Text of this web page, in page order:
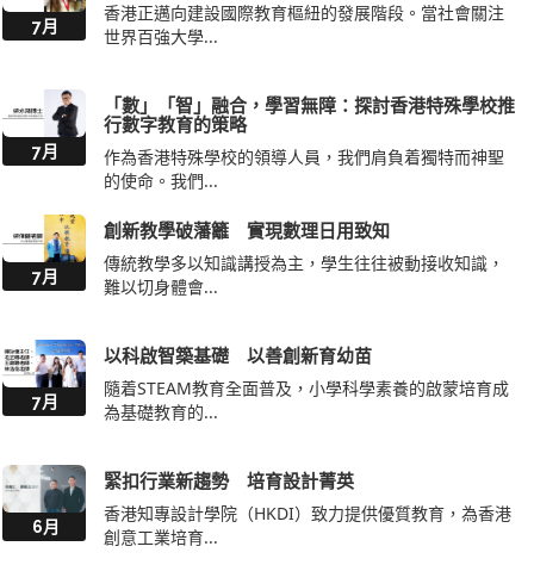
7月
香港正邁向建設國際教育樞紐的發展階段。當社會關注
世界百強大學...
7月
「數」「智」融合，學習無障：探討香港特殊學校推
行數字教育的策略
作為香港特殊學校的領導人員，我們肩負着獨特而神聖
的使命。我們...
7月
創新教學破藩籬 實現數理日用致知
傳統教學多以知識講授為主，學生往往被動接收知識，
難以切身體會...
7月
以科啟智築基礎 以善創新育幼苗
隨着STEAM教育全面普及，小學科學素養的啟蒙培育成
為基礎教育的...
6月
緊扣行業新趨勢 培育設計菁英
香港知專設計學院（HKDI）致力提供優質教育，為香港
創意工業培育...